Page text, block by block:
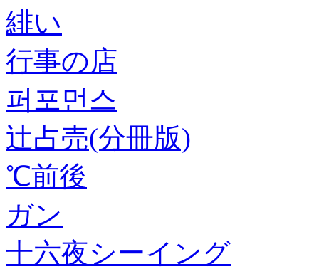
緋い
行事の店
퍼포먼스
辻占売(分冊版)
℃前後
ガン
十六夜シーイング